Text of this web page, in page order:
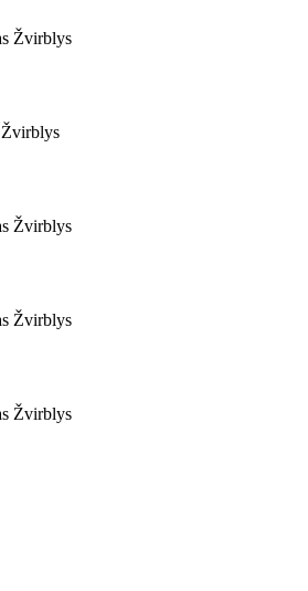
Žvirblys
Žvirblys
Žvirblys
Žvirblys